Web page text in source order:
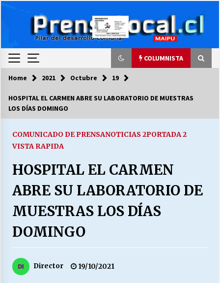
COLUMNISTA
COLUMNISTA
03/08/2026
HISTORIA
28/07/2026
“ORGULLOSOS DE SER DC” SALUDA EL
CUMPLEAÑOS 69
13/07/2026
Home 2021 Octubre 19
HOSPITAL EL CARMEN ABRE SU LABORATORIO DE MUESTRAS
LOS DÍAS DOMINGO
COMUNICADO DE PRENSANOTICIAS 2PORTADA 2
VISTA RAPIDA
HOSPITAL EL CARMEN
ABRE SU LABORATORIO DE
MUESTRAS LOS DÍAS
DOMINGO
Director 19/10/2021